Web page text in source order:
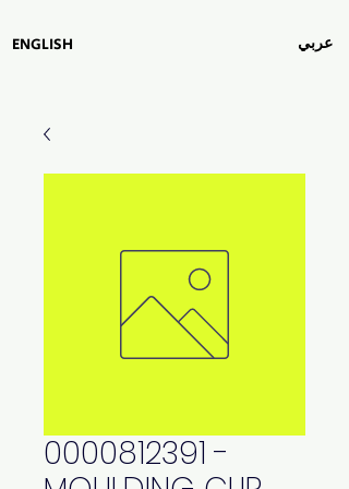
عربي ENGLISH
0000812391 -